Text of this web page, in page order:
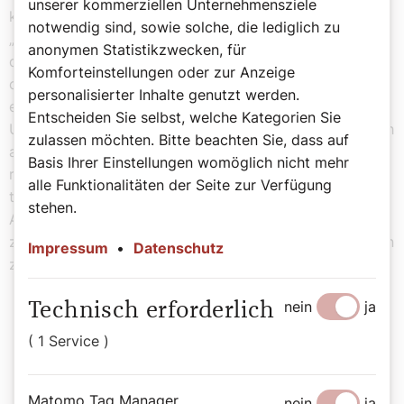
kennenzulernen. Wir haben ein neues Spiel entwickelt,
„Dialog Abraham“ für eher jüngere Menschen. Bei
diesem Spiel gibt es verschiedene jüdische und
christliche Zitate und man wählt eines aus. Und dann
erklärt man die persönliche Beziehung zu diesem Zitat.
Und dann entdecken die Mitspielenden dabei, dass auch
andere Menschen eine religiöse Dimension, eine
religiöse Seite haben. Drittens findet der Dialog auf
theologischem Niveau statt, es geht um einen
Austausch, um mehr vom anderen kennenzulernen und
zu wissen, um ihn dann nochmals auch besser verstehen
zu können.
lieber von Israel-Hass sprechen.“
unserer kommerziellen Unternehmensziele
notwendig sind, sowie solche, die lediglich zu
anonymen Statistikzwecken, für
Komforteinstellungen oder zur Anzeige
personalisierter Inhalte genutzt werden.
Entscheiden Sie selbst, welche Kategorien Sie
zulassen möchten. Bitte beachten Sie, dass auf
Basis Ihrer Einstellungen womöglich nicht mehr
alle Funktionalitäten der Seite zur Verfügung
stehen.
Impressum • Datenschutz
Technisch erforderlich
( 1 Service )
nein ja